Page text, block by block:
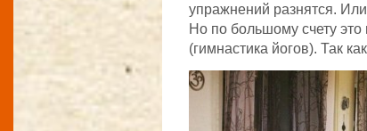
упражнений разнятся.
Но по большому счету
(гимнастика йогов). Так